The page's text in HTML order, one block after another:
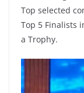
Top selected
Top 5 Finalists
a Trophy.